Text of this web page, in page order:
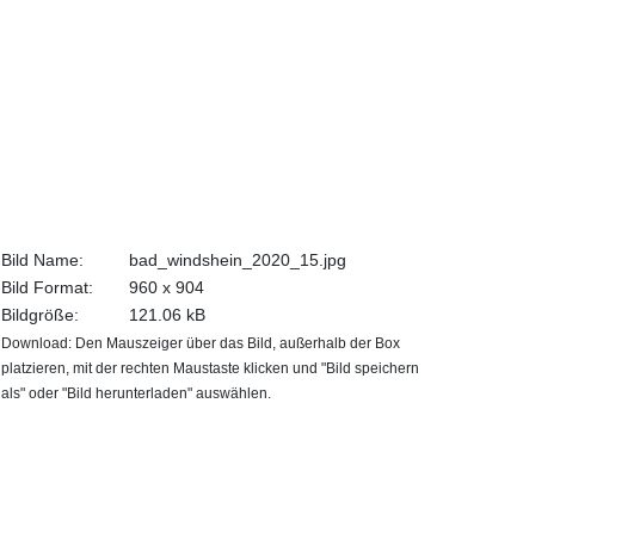
Bild Name:
bad_windshein_2020_15.jpg
Bild Format:
960 x 904
Bildgröße:
121.06 kB
Download: Den Mauszeiger über das Bild, außerhalb der Box
platzieren, mit der rechten Maustaste klicken und "Bild speichern
als" oder "Bild herunterladen" auswählen.